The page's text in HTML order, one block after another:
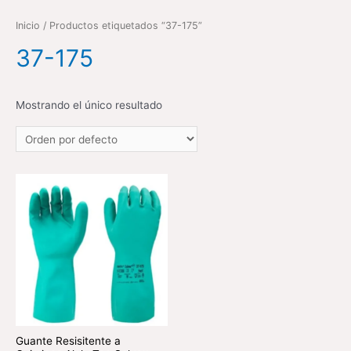
Inicio / Productos etiquetados “37-175”
37-175
Mostrando el único resultado
Guante Resisitente a